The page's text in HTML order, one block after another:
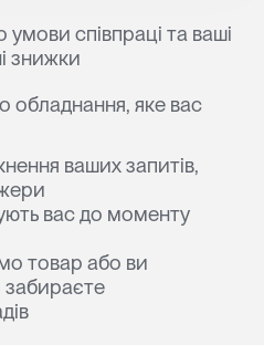
співпраці та ваші
знижки
обладнання, яке вас
ваших запитів,
вас до моменту
товар або ви